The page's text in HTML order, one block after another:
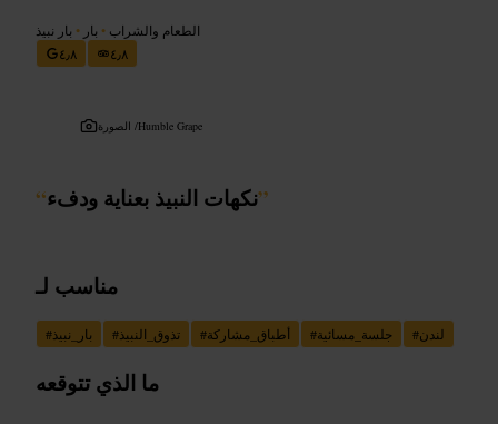
الطعام والشراب • بار • بار نبيذ
٤٫٨
٤٫٨
الصورة /Humble Grape
“نكهات النبيذ بعناية ودفء”
مناسب لـ
#بار_نبيذ #تذوق_النبيذ #أطباق_مشاركة #جلسة_مسائية #لندن
ما الذي تتوقعه